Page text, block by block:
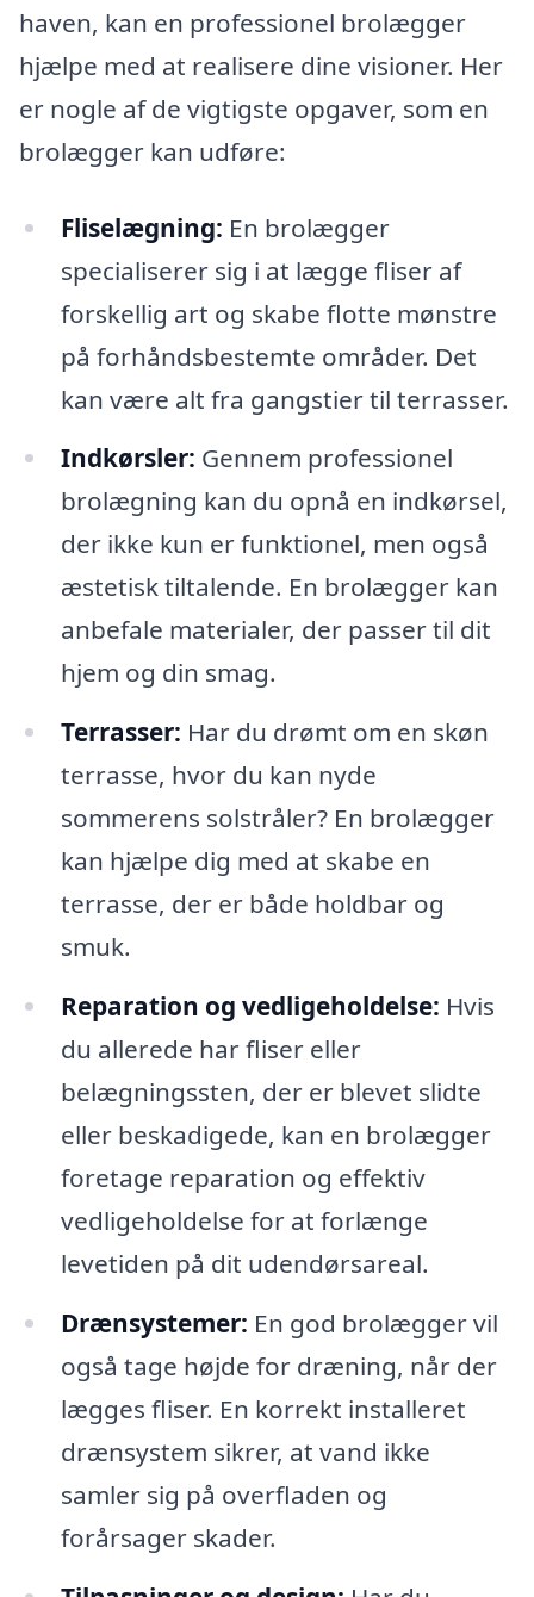
haven, kan en professionel brolægger
hjælpe med at realisere dine visioner. Her
er nogle af de vigtigste opgaver, som en
brolægger kan udføre:
Fliselægning: En brolægger
specialiserer sig i at lægge fliser af
forskellig art og skabe flotte mønstre
på forhåndsbestemte områder. Det
kan være alt fra gangstier til terrasser.
Indkørsler: Gennem professionel
brolægning kan du opnå en indkørsel,
der ikke kun er funktionel, men også
æstetisk tiltalende. En brolægger kan
anbefale materialer, der passer til dit
hjem og din smag.
Terrasser: Har du drømt om en skøn
terrasse, hvor du kan nyde
sommerens solstråler? En brolægger
kan hjælpe dig med at skabe en
terrasse, der er både holdbar og
smuk.
Reparation og vedligeholdelse: Hvis
du allerede har fliser eller
belægningssten, der er blevet slidte
eller beskadigede, kan en brolægger
foretage reparation og effektiv
vedligeholdelse for at forlænge
levetiden på dit udendørsareal.
Drænsystemer: En god brolægger vil
også tage højde for dræning, når der
lægges fliser. En korrekt installeret
drænsystem sikrer, at vand ikke
samler sig på overfladen og
forårsager skader.